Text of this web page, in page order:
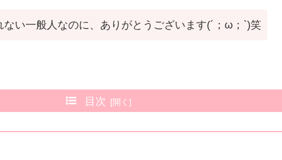
ない一般人なのに、ありがとうございます(´；ω；`)笑
目次